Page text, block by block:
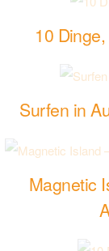
10
Surfen in
Magnetic